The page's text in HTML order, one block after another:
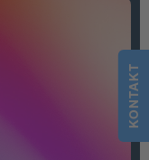
KONTAKT